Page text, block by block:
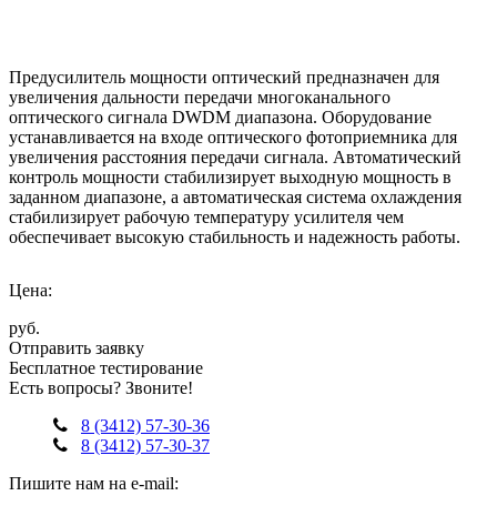
Предусилитель мощности оптический предназначен для
увеличения дальности передачи многоканального
оптического сигнала DWDM диапазона. Оборудование
устанавливается на входе оптического фотоприемника для
увеличения расстояния передачи сигнала. Автоматический
контроль мощности стабилизирует выходную мощность в
заданном диапазоне, а автоматическая система охлаждения
стабилизирует рабочую температуру усилителя чем
обеспечивает высокую стабильность и надежность работы.
Цена:
руб.
Отправить заявку
Бесплатное тестирование
Есть вопросы? Звоните!
8 (3412) 57-30-36
8 (3412) 57-30-37
Пишите нам на e-mail: